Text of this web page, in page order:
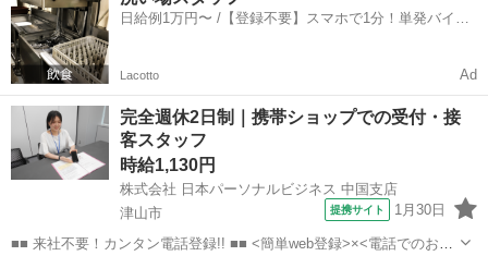
あります♪ ご希...
日給例1万円〜 /【登録不要】スマホで1分！単発バイト
Lacotto Ad
完全週休2日制｜携帯ショップでの受付・接
客スタッフ
時給1,130円
株式会社 日本パーソナルビジネス 中国支店
津山市
提携サイト 1月30日
■■ 来社不要！カンタン電話登録!! ■■ <簡単web登録>×<電話でのお仕